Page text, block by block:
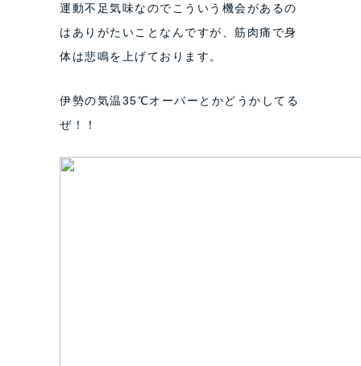
運動不足気味なのでこういう機会があるの
はありがたいことなんですが、筋肉痛で身
体は悲鳴を上げております。
伊勢の気温35℃オーバーとかどうかしてる
ぜ！！